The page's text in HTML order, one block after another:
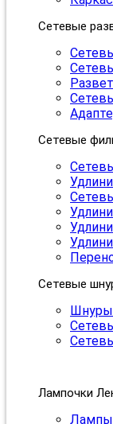
Сетевые
Сетевые
Сетевые
Шнуры
Лампочки
Лампы